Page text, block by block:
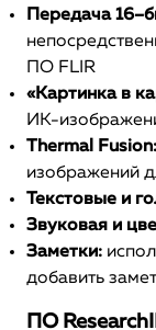
Передача
ПО FLIR
«Картинка в
ИК-
Thermal Fusion:
изображений
Текстовые и
Звуковая и
Заметки:
добавить
ПО